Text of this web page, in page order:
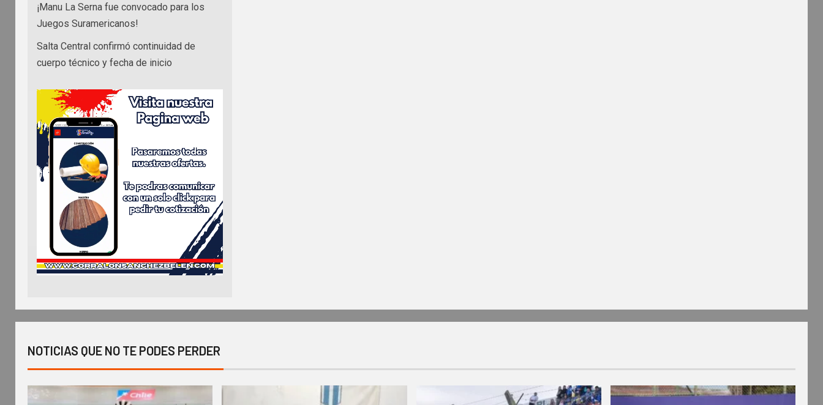
¡Manu La Serna fue convocado para los
Juegos Suramericanos!
Salta Central confirmó continuidad de
cuerpo técnico y fecha de inicio
NOTICIAS QUE NO TE PODES PERDER